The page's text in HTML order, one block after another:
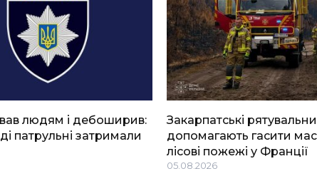
людям і дебоширив:
патрульні затримали
Закарпатські
допомагають гасити
лісові пожежі у Франції
05.08.2026